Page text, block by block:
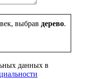
выбрав дерево.
данных в